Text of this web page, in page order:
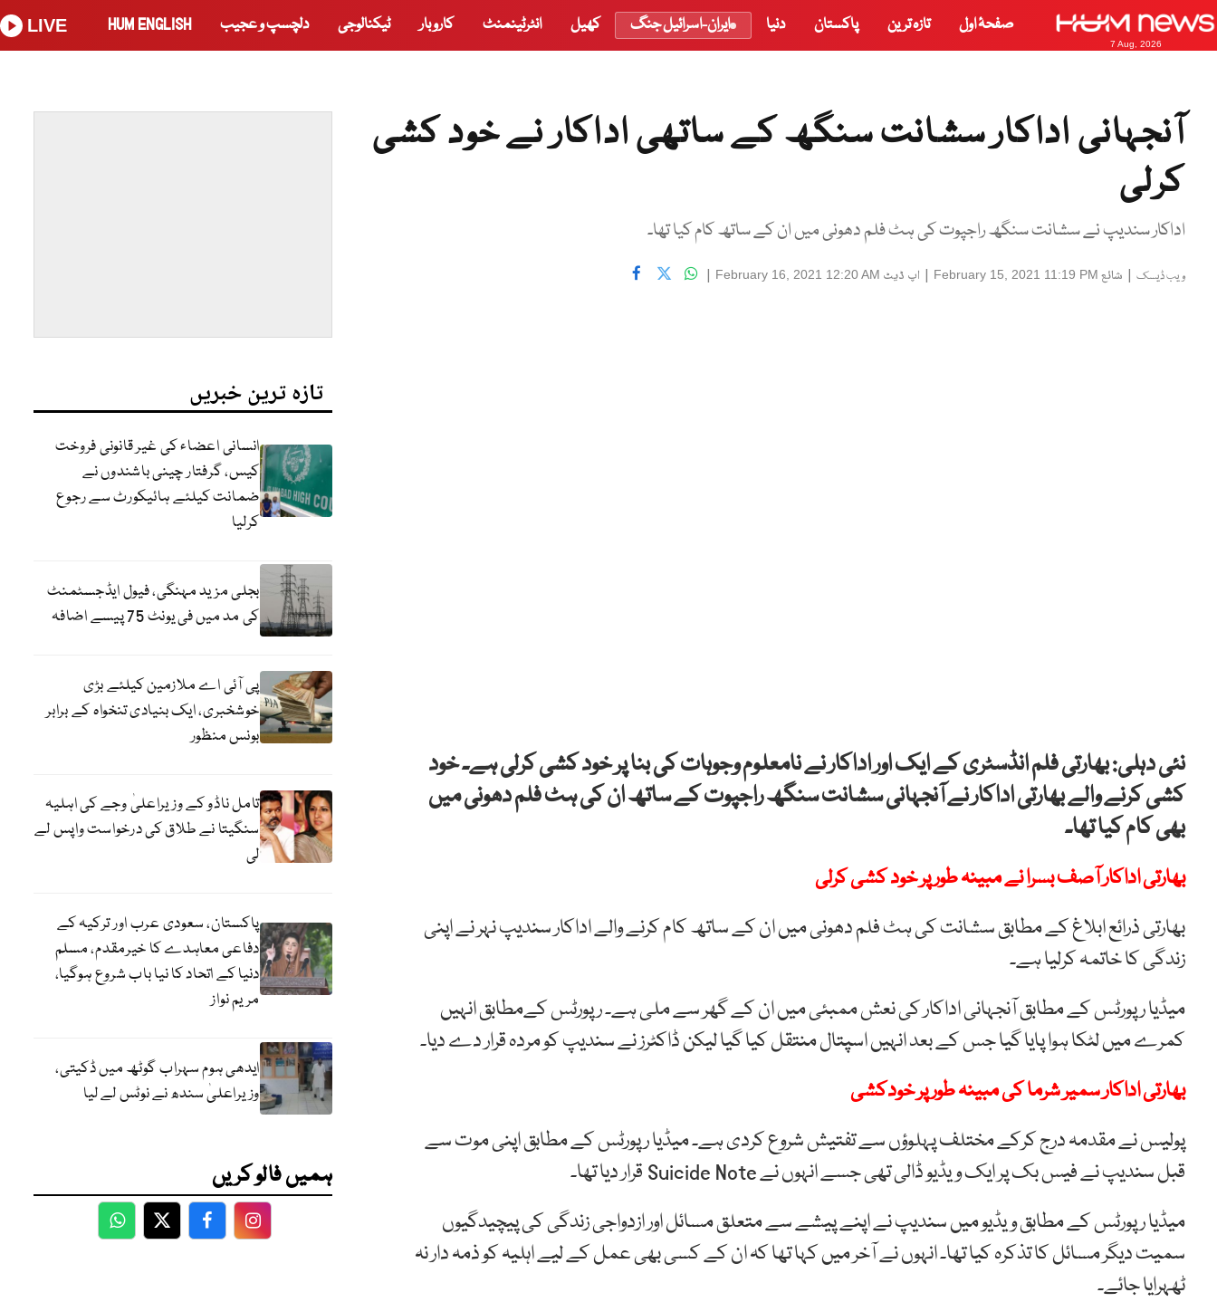
7 Aug, 2026
صفحۂ اول تازہ ترین پاکستان دنیا ایران-اسرائیل جنگ کھیل انٹرٹینمنٹ کاروبار ٹیکنالوجی دلچسپ و عجیب HUM ENGLISH
LIVE
آنجہانی اداکار سشانت سنگھ کے ساتھی اداکار نے خود کشی
کرلی
اداکار سندیپ نے سشانت سنگھ راجپوت کی ہٹ فلم دھونی میں ان کے ساتھ کام کیا تھا۔
ویب ڈیسک | شائع February 15, 2021 11:19 PM
| اپ ڈیٹ February 16, 2021 12:20 AM
|
نئی دہلی: بھارتی فلم انڈسٹری کے ایک اور اداکار نے نامعلوم وجوہات کی بنا پر خود کشی کرلی ہے۔ خود
کشی کرنے والے بھارتی اداکار نے آنجہانی سشانت سنگھ راجپوت کے ساتھ ان کی ہٹ فلم دھونی میں
بھی کام کیا تھا۔
بھارتی اداکار آصف بسرا نے مبینہ طور پر خود کشی کرلی
بھارتی ذرائع ابلاغ کے مطابق سشانت کی ہٹ فلم دھونی میں ان کے ساتھ کام کرنے والے اداکار سندیپ نہر نے اپنی
زندگی کا خاتمہ کرلیا ہے۔
میڈیا رپورٹس کے مطابق آنجہانی اداکار کی نعش ممبئی میں ان کے گھر سے ملی ہے۔ رپورٹس کےمطابق انہیں
کمرے میں لٹکا ہوا پایا گیا جس کے بعد انہیں اسپتال منتقل کیا گیا لیکن ڈاکٹرز نے سندیپ کو مردہ قرار دے دیا۔
بھارتی اداکار سمیر شرما کی مبینہ طور پر خودکشی
پولیس نے مقدمہ درج کرکے مختلف پہلوؤں سے تفتیش شروع کردی ہے۔ میڈیا رپورٹس کے مطابق اپنی موت سے
قبل سندیپ نے فیس بک پر ایک ویڈیو ڈالی تھی جسے انہوں نے Suicide Note قرار دیا تھا۔
میڈیا رپورٹس کے مطابق ویڈیو میں سندیپ نے اپنے پیشے سے متعلق مسائل اور ازدواجی زندگی کی پیچیدگیوں
سمیت دیگر مسائل کا تذکرہ کیا تھا۔ انہوں نے آخر میں کہا تھا کہ ان کے کسی بھی عمل کے لیے اہلیہ کو ذمہ دار نہ
ٹھہرایا جائے۔
تازہ ترین خبریں
انسانی اعضاء کی غیر قانونی فروخت
کیس، گرفتار چینی باشندوں نے
ضمانت کیلئے ہائیکورٹ سے رجوع
کرلیا
بجلی مزید مہنگی، فیول ایڈجسٹمنٹ
کی مد میں فی یونٹ 75 پیسے اضافہ
پی آئی اے ملازمین کیلئے بڑی
خوشخبری، ایک بنیادی تنخواہ کے برابر
بونس منظور
تامل ناڈو کے وزیراعلیٰ وجے کی اہلیہ
سنگیتا نے طلاق کی درخواست واپس لے
لی
پاکستان، سعودی عرب اور ترکیہ کے
دفاعی معاہدے کا خیرمقدم، مسلم
دنیا کے اتحاد کا نیا باب شروع ہوگیا،
مریم نواز
ایدھی ہوم سہراب گوٹھ میں ڈکیتی،
وزیراعلیٰ سندھ نے نوٹس لے لیا
ہمیں فالو کریں
WhatsApp
TwitterFacebookFacebook